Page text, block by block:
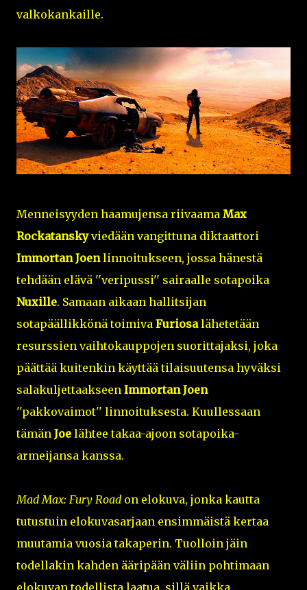
valkokankaille.
Menneisyyden haamujensa riivaama Max
Rockatanskyviedään vangittuna diktaattori
Immortan Joenlinnoitukseen, jossa hänestä
tehdään elävä ''veripussi'' sairaalle sotapoika
Nuxille. Samaan aikaan hallitsijan
sotapäällikkönä toimiva Furiosalähetetään
resurssien vaihtokauppojen suorittajaksi, joka
päättää kuitenkin käyttää tilaisuutensa hyväksi
salakuljettaakseen Immortan Joen
''pakkovaimot'' linnoituksesta. Kuullessaan
tämän Joe lähtee takaa-ajoon sotapoika-
armeijansa kanssa.
Mad Max: Fury Road on elokuva, jonka kautta
tutustuin elokuvasarjaan ensimmäistä kertaa
muutamia vuosia takaperin. Tuolloin jäin
todellakin kahden ääripään väliin pohtimaan
elokuvan todellista laatua, sillä vaikka